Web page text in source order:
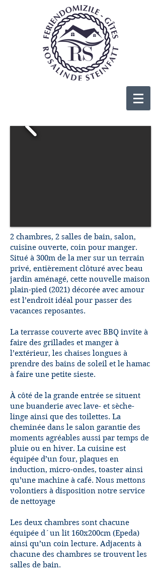
2 chambres, 2 salles de bain, salon,
cuisine ouverte, coin pour manger.
Situé à 300m de la mer sur un terrain
privé, entièrement clôturé avec beau
jardin aménagé, cette nouvelle maison
plain-pied (2021) décorée avec amour
est l’endroit idéal pour passer des
vacances reposantes.
La terrasse couverte avec BBQ invite à
faire des grillades et manger à
l’extérieur, les chaises longues à
prendre des bains de soleil et le hamac
à faire une petite sieste.
À côté de la grande entrée se situent
une buanderie avec lave- et sèche-
linge ainsi que des toilettes. La
cheminée dans le salon garantie des
moments agréables aussi par temps de
pluie ou en hiver. La cuisine est
équipée d’un four, plaques en
induction, micro-ondes, toaster ainsi
qu’une machine à café. Nous mettons
volontiers à disposition notre service
de nettoyage
Les deux chambres sont chacune
équipée d´un lit 160x200cm (Epeda)
ainsi qu’un coin lecture. Adjacents à
chacune des chambres se trouvent les
salles de bain.